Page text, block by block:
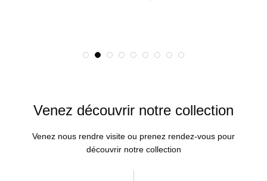
Venez découvrir notre collection
Venez nous rendre visite ou prenez rendez-vous pour
découvrir notre collection